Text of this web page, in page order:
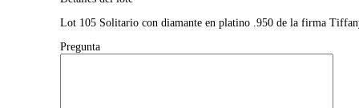
Lot 105 Solitario con diamante en platino .950 de la firma
Pregunta